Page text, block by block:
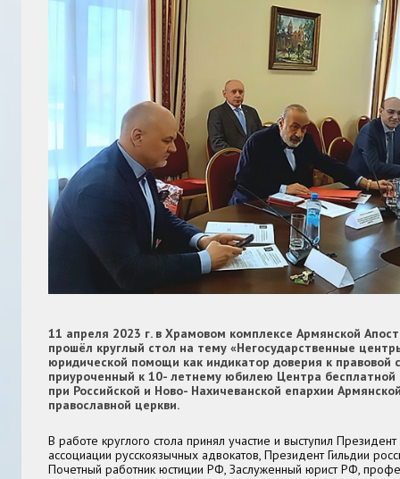
11 апреля 2023 г. в Храмовом комплексе Армянской
прошёл круглый стол на тему «Негосударственные
юридической помощи как индикатор доверия к правовой
приуроченный к 10- летнему юбилею Центра
при Российской и Ново- Нахичеванской епархии
православной церкви.
В работе круглого стола принял участие и выступил
ассоциации русскоязычных адвокатов, Президент Гильдии
Почетный работник юстиции РФ, Заслуженный юрист РФ,